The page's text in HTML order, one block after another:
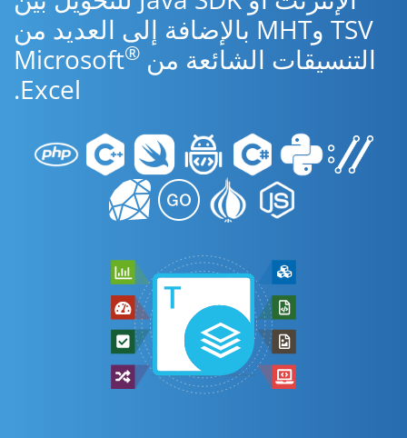
TSV وMHT بالإضافة إلى العديد من
التنسيقات الشائعة من Microsoft ®
Excel.